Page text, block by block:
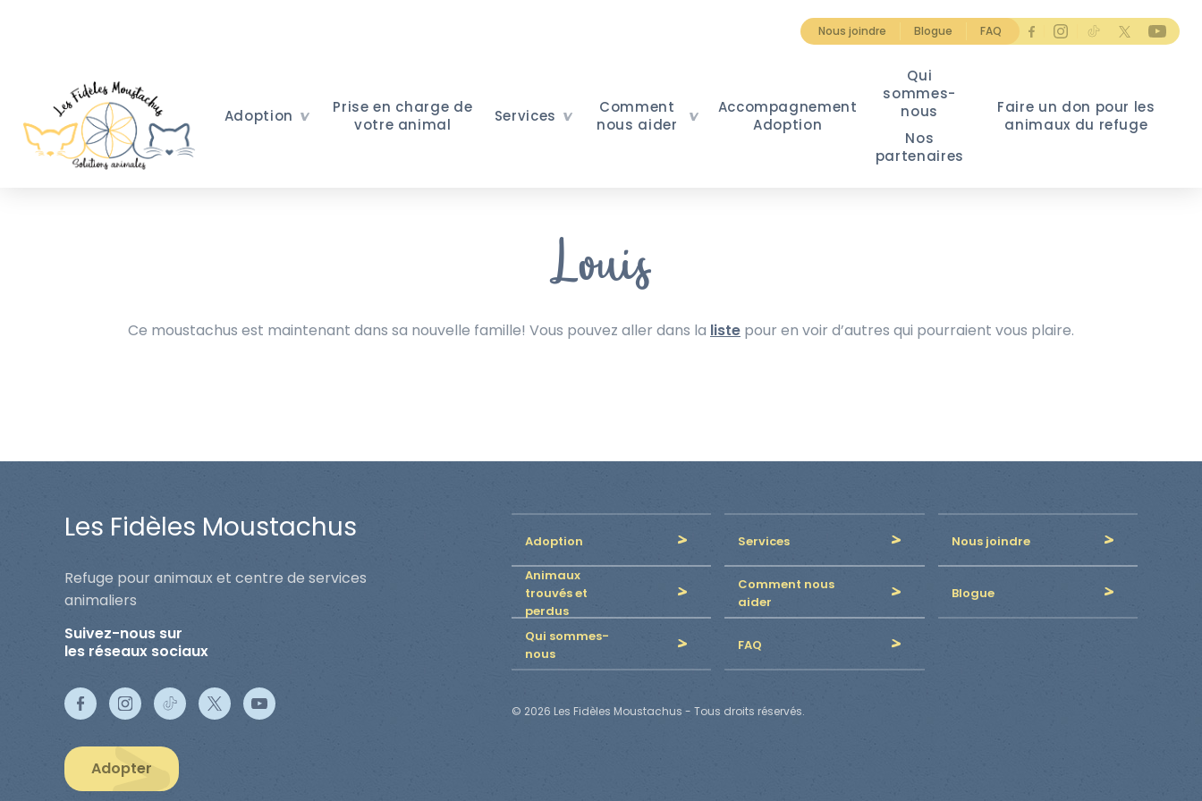
Nous joindre Blogue FAQ
Adoption
Prise en charge de
votre animal
Services
Comment
nous aider
Accompagnement
Adoption
Qui
sommes-
nous
Nos
partenaires
Faire un don pour les
animaux du refuge
Louis
Ce moustachus est maintenant dans sa nouvelle famille! Vous pouvez aller dans la liste pour en voir d’autres qui pourraient vous plaire.
Les Fidèles Moustachus
Refuge pour animaux et centre de services
animaliers
Suivez-nous sur
les réseaux sociaux
Adopter
Adoption Services
Nous joindre
Animaux
trouvés et
perdus
Comment nous
aider
Blogue
Qui sommes-
nous
FAQ
© 2026 Les Fidèles Moustachus - Tous droits réservés.